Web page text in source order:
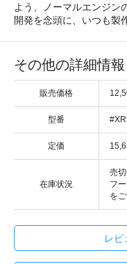
よう、ノーマルエンジン
開発を念頭に、いつも製
その他の詳細情報
販売価格
型番
定価
在庫状況
売
フ
を
レビ